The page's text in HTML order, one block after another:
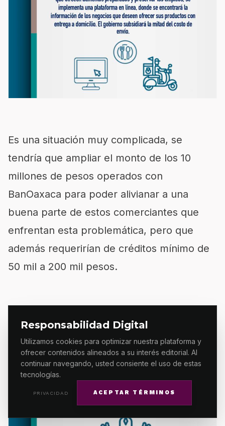
Responsabilidad Digital
Utilizamos cookies para optimizar nuestra plataforma y
ofrecer contenidos alineados a su interés editorial. Al
continuar navegando, usted consiente el uso de estas
tecnologías.
PRIVACIDAD ACEPTAR TÉRMINOS
Es una situación muy complicada, se
tendría que ampliar el monto de los 10
millones de pesos operados con
BanOaxaca para poder alivianar a una
buena parte de estos comerciantes que
enfrentan esta problemática, pero que
además requerirían de créditos mínimo de
50 mil a 200 mil pesos.